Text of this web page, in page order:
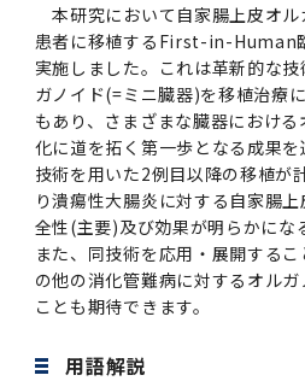
本研究において自家腸上皮オ
患者に移植するFirst-in-Human
実施しました。これは革新的な
ガノイド(=ミニ臓器)を移植治療
もあり、さまざまな臓器におけ
化に道を拓く第一歩となる成果
技術を用いた2例目以降の移植が
り潰瘍性大腸炎に対する自家腸
全性(主要)及び効果が明らかにな
また、同技術を応用・展開する
の他の消化管難病に対するオル
ことも期待できます。
用語解説